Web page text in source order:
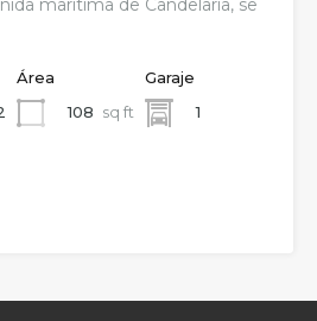
marítima de Candelaria, se
Área
108 sq ft
Garaje
1